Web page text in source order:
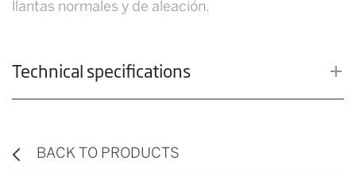
llantas normales y de aleación.
Technical specifications
BACK TO PRODUCTS